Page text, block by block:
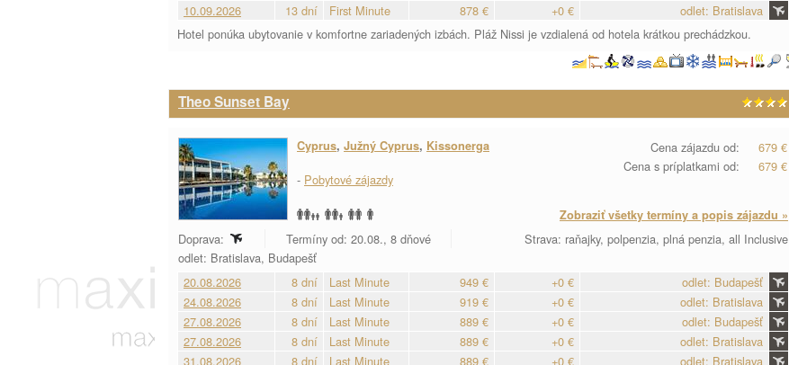
10.09.2026
13 dní First Minute 878 € +0 €
odlet: Bratislava
Hotel ponúka ubytovanie v komfortne zariadených izbách. Pláž Nissi je vzdialená od hotela krátkou prechádzkou.
Theo Sunset Bay
Cena zájazdu od:
679 €
Cena s príplatkami od:
679 €
Cyprus, Južný Cyprus, Kissonerga
- Pobytové zájazdy
Zobraziť všetky termíny a popis zájazdu »
Doprava: Termíny od: 20.08., 8 dňové
Strava: raňajky, polpenzia, plná penzia, all Inclusive
odlet: Bratislava, Budapešť
20.08.2026
8 dní Last Minute 949 € +0 €
odlet: Budapešť
24.08.2026
8 dní Last Minute 919 € +0 €
odlet: Bratislava
27.08.2026
8 dní Last Minute 889 € +0 €
odlet: Budapešť
27.08.2026
8 dní Last Minute 889 € +0 €
odlet: Bratislava
31.08.2026
8 dní Last Minute 889 € +0 € odlet: Bratislava